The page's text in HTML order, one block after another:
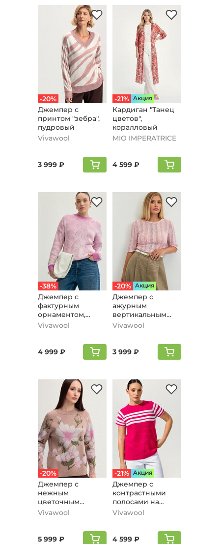
-20%
Джемпер с
принтом "зебра",
пудровый
Vivawool
3 999 ₽
-21% Aкция
Кардиган "Танец
цветов",
коралловый
MIO IMPERATRICE
4 599 ₽
-38%
Джемпер с
фактурным
орнаментом,
розовый
Vivawool
4 999 ₽
-20% Aкция
Джемпер с
ажурным
вертикальным
рисунком,
Vivawool
3 999 ₽
-20%
Джемпер с
нежным
цветочным
орнаментом,
Vivawool
5 999 ₽
-21% Aкция
Джемпер с
контрастными
полосами на
груди, розовый
Vivawool
4 599 ₽